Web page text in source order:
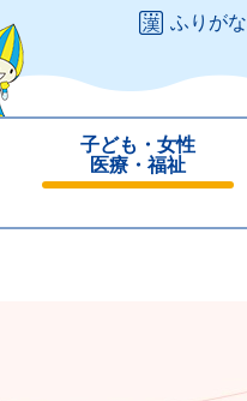
ふりが
子ども・女性
医療・福祉
じ